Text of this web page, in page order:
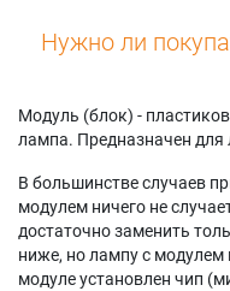
Нужно ли
Модуль (блок) -
лампа. Предназначен
В большинстве случаев
модулем ничего не
достаточно заменить
ниже, но лампу с модулем
модуле установлен чип